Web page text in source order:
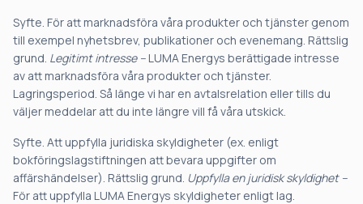
Syfte. För att marknadsföra våra produkter och tjänster genom
till exempel nyhetsbrev, publikationer och evenemang. Rättslig
grund. Legitimt intresse –LUMA Energys berättigade intresse
av att marknadsföra våra produkter och tjänster.
Lagringsperiod. Så länge vi har en avtalsrelation eller tills du
väljer meddelar att du inte längre vill få våra utskick.
Syfte. Att uppfylla juridiska skyldigheter (ex. enligt
bokföringslagstiftningen att bevara uppgifter om
affärshändelser). Rättslig grund. Uppfylla en juridisk skyldighet –
För att uppfylla LUMA Energys skyldigheter enligt lag.